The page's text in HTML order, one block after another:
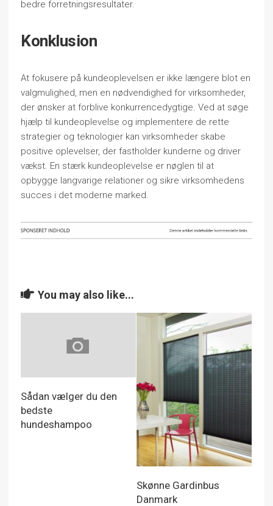
bedre forretningsresultater.
Konklusion
At fokusere på kundeoplevelsen er ikke længere blot en
valgmulighed, men en nødvendighed for virksomheder,
der ønsker at forblive konkurrencedygtige. Ved at søge
hjælp til kundeoplevelse og implementere de rette
strategier og teknologier kan virksomheder skabe
positive oplevelser, der fastholder kunderne og driver
vækst. En stærk kundeoplevelse er nøglen til at
opbygge langvarige relationer og sikre virksomhedens
succes i det moderne marked.
You may also like...
Sådan vælger du den
bedste
hundeshampoo
Skønne Gardinbus
Danmark